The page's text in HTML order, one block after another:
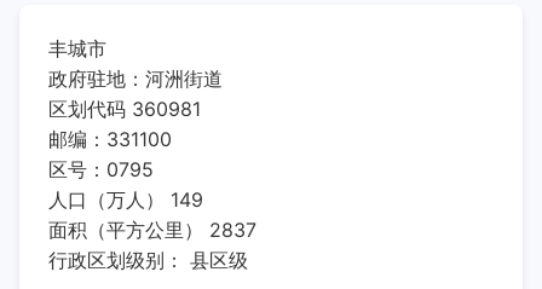
丰城市
政府驻地：河洲街道
区划代码 360981
邮编：331100
区号：0795
人口（万人） 149
面积（平方公里） 2837
行政区划级别： 县区级